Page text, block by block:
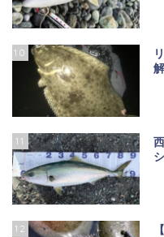
10
11
12